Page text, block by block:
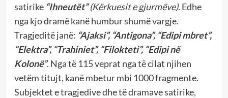
satirike “Ihneutët”(Kërkuesit e gjurmëve). Edhe
nga kjo dramë kanë humbur shumë vargje.
Tragjeditë janë: “Ajaksi”, “Antigona”, “Edipi mbret”,
“Elektra”, “Trahiniet”, “Filokteti”, “Edipi në
Kolonë”. Nga të 115 veprat nga të cilat njihen
vetëm titujt, kanë mbetur mbi 1000 fragmente.
Subjektet e tragjedive dhe të dramave satirike,